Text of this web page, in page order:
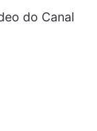
do Canal